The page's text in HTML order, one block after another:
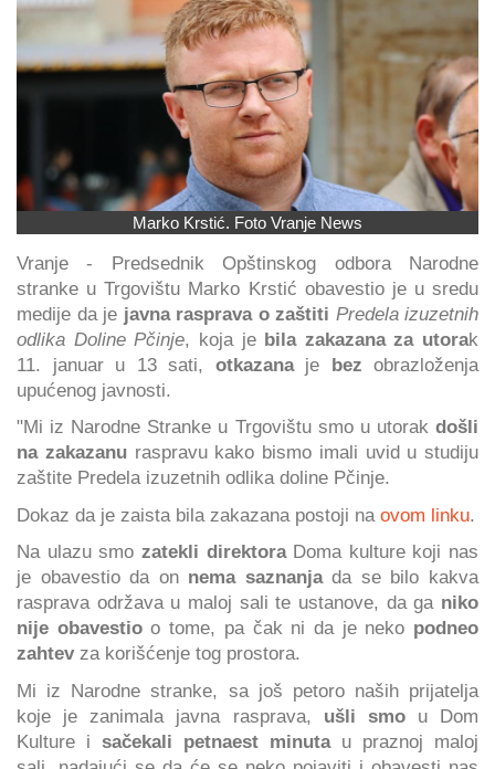
Marko Krstić. Foto Vranje News
Vranje - Predsednik Opštinskog odbora Narodne
stranke u Trgovištu Marko Krstić obavestio je u sredu
medije da je javna rasprava o zaštiti Predela izuzetnih
odlika Doline Pčinje, koja je bila zakazana za utorak
11. januar u 13 sati, otkazanaje bez obrazloženja
upućenog javnosti.
"Mi iz Narodne Stranke u Trgovištu smo u utorak došli
na zakazanu raspravu kako bismo imali uvid u studiju
zaštite Predela izuzetnih odlika doline Pčinje.
Dokaz da je zaista bila zakazana postoji na ovom linku.
Na ulazu smo zatekli direktoraDoma kulture koji nas
je obavestio da on nema saznanjada se bilo kakva
rasprava održava u maloj sali te ustanove, da ga niko
nije obavestioo tome, pa čak ni da je neko podneo
zahtevza korišćenje tog prostora.
Mi iz Narodne stranke, sa još petoro naših prijatelja
koje je zanimala javna rasprava, ušli smou Dom
Kulture i sačekali petnaest minutau praznoj maloj